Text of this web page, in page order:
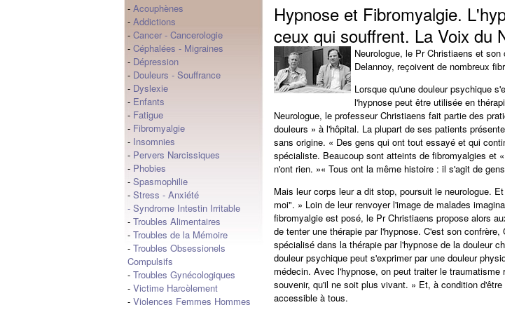
- Acouphènes
- Addictions
- Cancer - Cancerologie
- Céphalées - Migraines
- Dépression
- Douleurs - Souffrance
- Dyslexie
- Enfants
- Fatigue
- Fibromyalgie
- Insomnies
- Pervers Narcissiques
- Phobies
- Spasmophilie
- Stress - Anxiété
- Syndrome Intestin Irritable
- Troubles Alimentaires
- Troubles de la Mémoire
- Troubles Obsessionels
Compulsifs
- Troubles Gynécologiques
- Victime Harcèlement
- Violences Femmes Hommes
Hypnose et Fibromyalgie.
ceux qui souffrent. La Voix du
Neurologue, le Pr Christiaens et
Delannoy, reçoivent de nombreux
Lorsque qu'une douleur psychique
l'hypnose peut être utilisée en
Neurologue, le professeur Christiaens fait partie des
douleurs » à l'hôpital. La plupart de ses patients
sans origine. « Des gens qui ont tout essayé et qui
spécialiste. Beaucoup sont atteints de fibromyalgies et
n'ont rien. »« Tous ont la même histoire : il s'agit de
Mais leur corps leur a dit stop, poursuit le neurologue.
moi". » Loin de leur renvoyer l'image de malades
fibromyalgie est posé, le Pr Christiaens propose alors
de tenter une thérapie par l'hypnose. C'est son
spécialisé dans la thérapie par l'hypnose de la douleur
douleur psychique peut s'exprimer par une douleur
médecin. Avec l'hypnose, on peut traiter le
souvenir, qu'il ne soit plus vivant. » Et, à condition
accessible à tous.